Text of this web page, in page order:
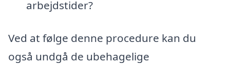
arbejdstider?
Ved at følge denne procedure kan du
også undgå de ubehagelige